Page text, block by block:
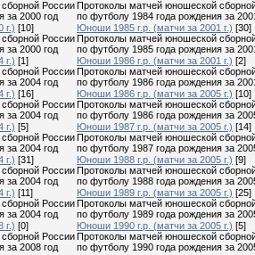
России
за 2000 год
Протоколы матчей юношеской
по футболу 1984 года рождения за
г.) [10]
России
за 2000 год
Юноши 1985 г.р. (матчи за 2001 г.) [30]
Протоколы матчей юношеской
по футболу 1985 года рождения за
г.) [1]
России
за 2004 год
Юноши 1986 г.р. (матчи за 2001 г.) [2]
Протоколы матчей юношеской
по футболу 1986 года рождения за
г.) [16]
России
за 2004 год
Юноши 1986 г.р. (матчи за 2005 г.) [10]
Протоколы матчей юношеской
по футболу 1986 года рождения за
г.) [5]
России
за 2004 год
Юноши 1987 г.р. (матчи за 2005 г.) [14]
Протоколы матчей юношеской
по футболу 1987 года рождения за
г.) [31]
России
за 2004 год
Юноши 1988 г.р. (матчи за 2005 г.) [9]
Протоколы матчей юношеской
по футболу 1988 года рождения за
г.) [11]
России
за 2004 год
Юноши 1989 г.р. (матчи за 2005 г.) [25]
Протоколы матчей юношеской
по футболу 1989 года рождения за
г.) [0]
России
за 2008 год
Юноши 1990 г.р. (матчи за 2005 г.) [5]
Протоколы матчей юношеской
по футболу 1990 года рождения за